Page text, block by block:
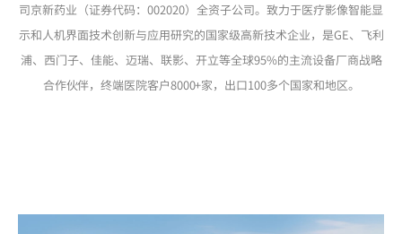
司京新药业（证券代码：002020）全资子公司。致力于医疗影像智能显
示和人机界面技术创新与应用研究的国家级高新技术企业，是GE、飞利
浦、西门子、佳能、迈瑞、联影、开立等全球95%的主流设备厂商战略
合作伙伴，终端医院客户8000+家，出口100多个国家和地区。